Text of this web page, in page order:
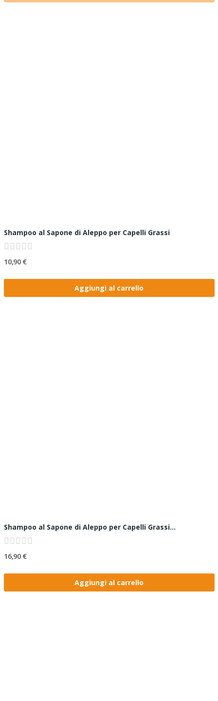
Shampoo al Sapone di Aleppo per Capelli Grassi
10,90 €
Aggiungi al carrello
Shampoo al Sapone di Aleppo per Capelli Grassi...
16,90 €
Aggiungi al carrello